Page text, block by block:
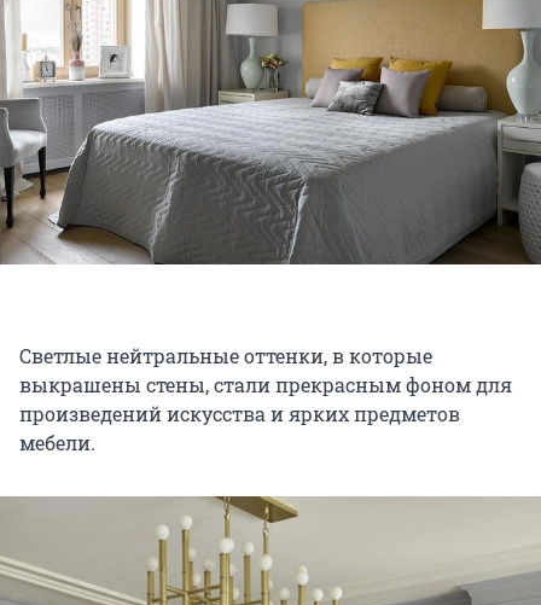
Светлые нейтральные оттенки, в которые
выкрашены стены, стали прекрасным фоном для
произведений искусства и ярких предметов
мебели.